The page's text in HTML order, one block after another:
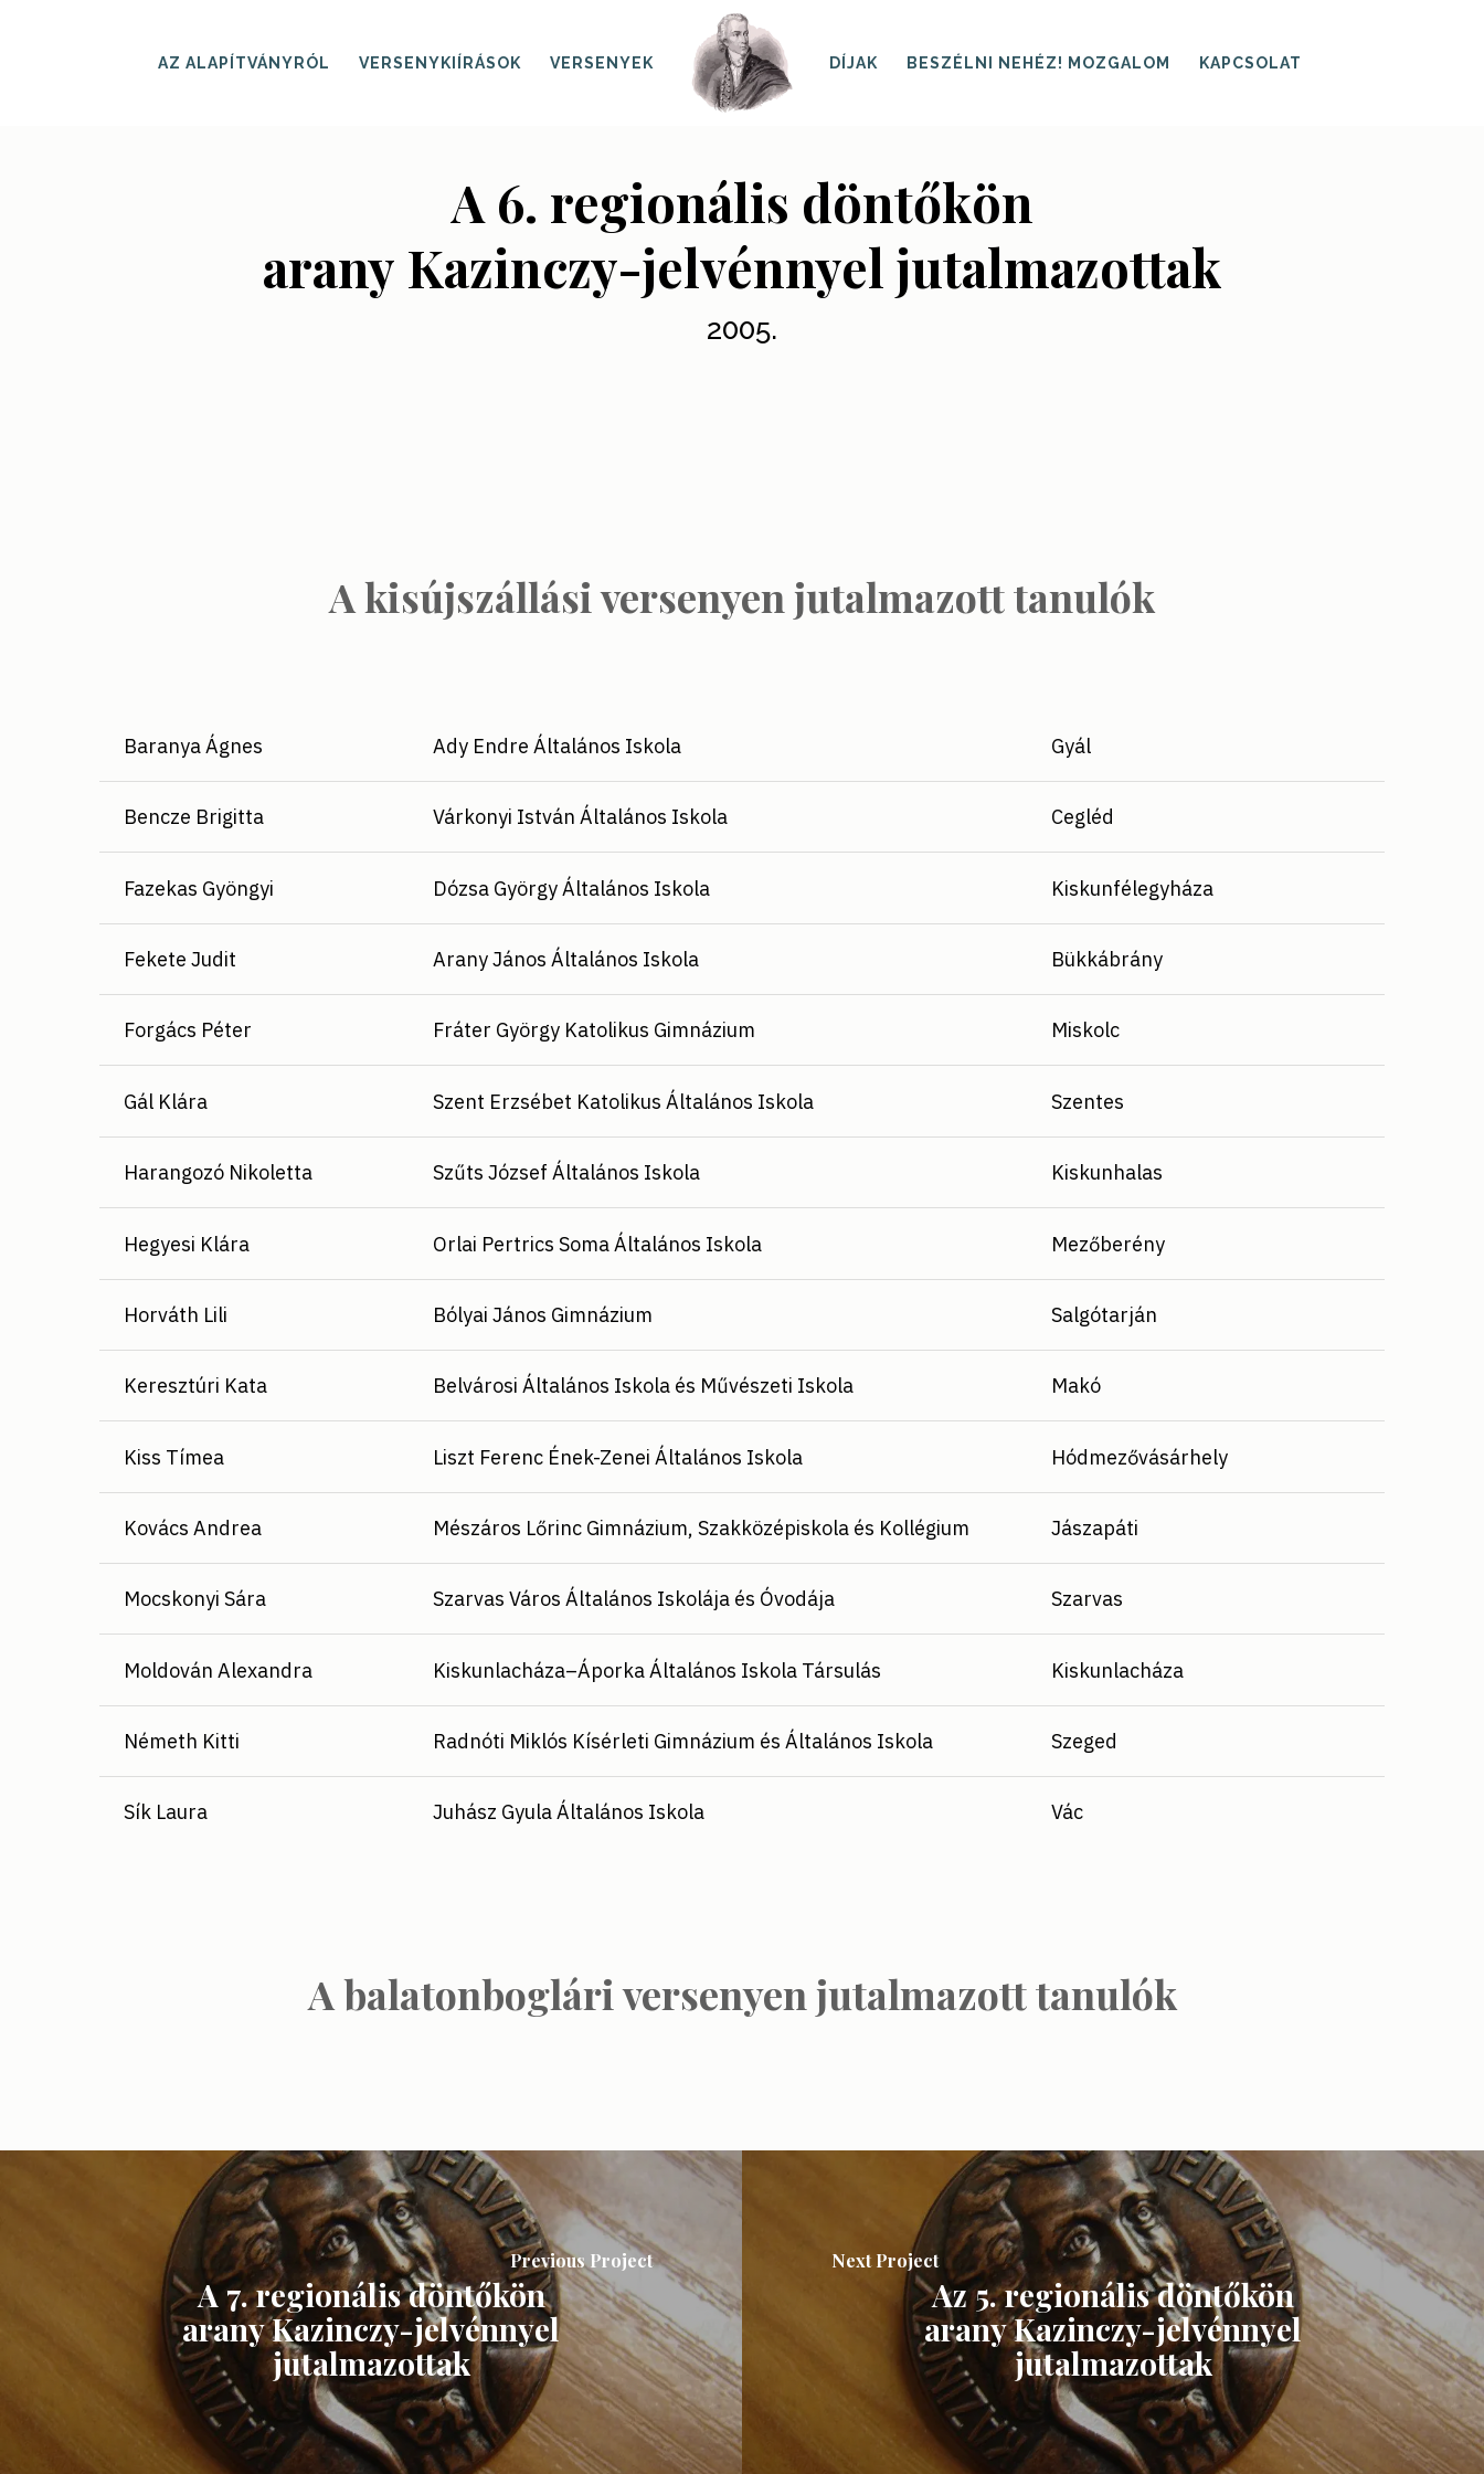
AZ ALAPÍTVÁNYRÓL VERSENYKIÍRÁSOK VERSENYEK DÍJAK BESZÉLNI NEHÉZ! MOZGALOM KAPCSOLAT
A 6. regionális döntőkön
arany Kazinczy-jelvénnyel jutalmazottak
2005.
A kisújszállási versenyen jutalmazott tanulók
Baranya Ágnes Ady Endre Általános Iskola Gyál
Bencze Brigitta Várkonyi István Általános Iskola Cegléd
Fazekas Gyöngyi Dózsa György Általános Iskola Kiskunfélegyháza
Fekete Judit Arany János Általános Iskola Bükkábrány
Forgács Péter Fráter György Katolikus Gimnázium Miskolc
Gál Klára Szent Erzsébet Katolikus Általános Iskola Szentes
Harangozó Nikoletta Szűts József Általános Iskola Kiskunhalas
Hegyesi Klára Orlai Pertrics Soma Általános Iskola Mezőberény
Horváth Lili Bólyai János Gimnázium Salgótarján
Keresztúri Kata Belvárosi Általános Iskola és Művészeti Iskola Makó
Kiss Tímea Liszt Ferenc Ének-Zenei Általános Iskola Hódmezővásárhely
Kovács Andrea Mészáros Lőrinc Gimnázium, Szakközépiskola és Kollégium Jászapáti
Mocskonyi Sára Szarvas Város Általános Iskolája és Óvodája Szarvas
Moldován Alexandra Kiskunlacháza–Áporka Általános Iskola Társulás Kiskunlacháza
Németh Kitti Radnóti Miklós Kísérleti Gimnázium és Általános Iskola Szeged
Sík Laura Juhász Gyula Általános Iskola Vác
A balatonboglári versenyen jutalmazott tanulók
Previous Project
A 7. regionális döntőkön
arany Kazinczy-jelvénnyel
jutalmazottak
Next Project
Az 5. regionális döntőkön
arany Kazinczy-jelvénnyel
jutalmazottak